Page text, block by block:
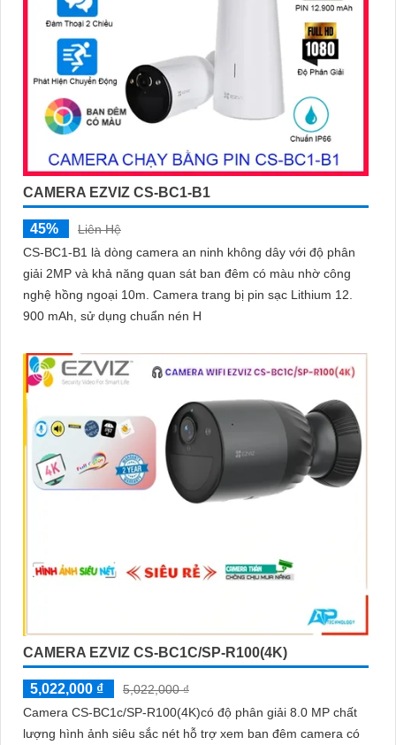
CAMERA EZVIZ CS-BC1-B1
45%
Liên Hệ
CS-BC1-B1 là dòng camera an ninh không dây với độ phân
giải 2MP và khả năng quan sát ban đêm có màu nhờ công
nghệ hồng ngoại 10m. Camera trang bị pin sạc Lithium 12.
900 mAh, sử dụng chuẩn nén H
CAMERA EZVIZ CS-BC1C/SP-R100(4K)
5,022,000 ₫
5,022,000 ₫
Camera CS-BC1c/SP-R100(4K)có độ phân giải 8.0 MP chất
lượng hình ảnh siêu sắc nét hỗ trợ xem ban đêm camera có